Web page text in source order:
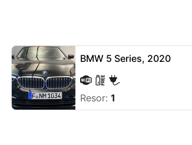
BMW 5 Series, 2020
Resor: 1